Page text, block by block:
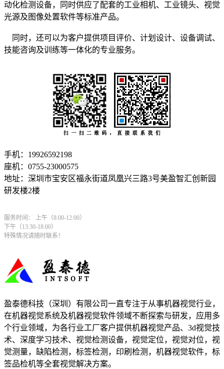
动化检测设备，同时供应了配套的工业相机、工业镜头、视觉
光源及图像处置软件等标准产品。
同时，还可以为客户提供项目评价、计划设计、设备调试、
技能咨询及训练等一体化的专业服务。
手机：19926592198
座机：0755-23000575
地址：深圳市宝安区福永街道凤凰兴三路3号美盈智汇创新园
研发楼2楼
服务时间： 上午（8:00-12:00）
下午（13:30-18:00）
特殊情况请随时联系！
盈泰德科技（深圳）有限公司一直专注于从事机器视觉行业，
在机器视觉系统及机器视觉软件领域不断探索与研发​，应用多
个行业领域，为各行业工厂客户提供机器视觉产品、3d视觉技
术、深度学习技术、视觉检测设备，视觉定位，视觉对位，视
觉测量，缺陷检测，标签检测，印刷检测，机器视觉软件，标
签品检机等​全套视觉解决方案​。